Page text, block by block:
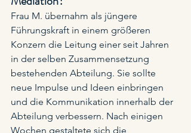
Frau M. übernahm als jüngere
Führungskraft in einem größeren
Konzern die Leitung einer seit Jahren
in der selben Zusammensetzung
bestehenden Abteilung. Sie sollte
neue Impulse und Ideen einbringen
und die Kommunikation innerhalb der
Abteilung verbessern. Nach einigen
Wochen gestaltete sich die